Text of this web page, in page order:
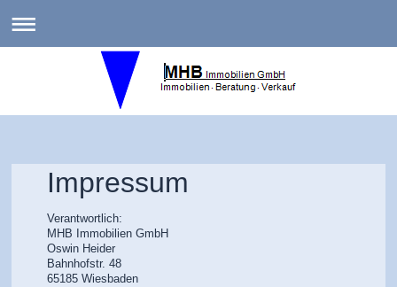
MHB Immobilien GmbH
Impressum
Verantwortlich:
MHB Immobilien GmbH
Oswin Heider
Bahnhofstr. 48
65185 Wiesbaden